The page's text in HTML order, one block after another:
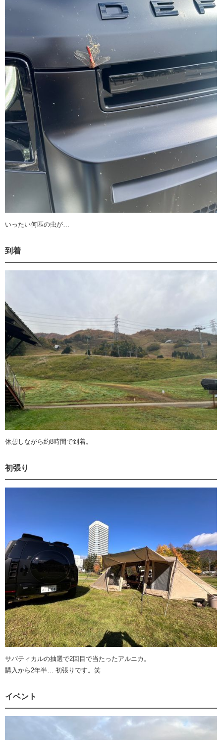
いったい何匹の虫が…
到着
休憩しながら約8時間で到着。
初張り
サバティカルの抽選で2回目で当たったアルニカ。
購入から2年半… 初張りです。笑
イベント